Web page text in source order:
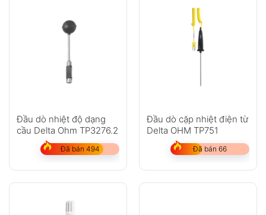
Đầu dò nhiệt độ dạng
cầu Delta Ohm TP3276.2
Đã bán 494
Đầu dò cặp nhiệt điện từ
Delta OHM TP751
Đã bán 66